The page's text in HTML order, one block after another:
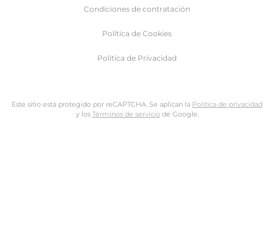
Condiciones de contratación
Política de Cookies
Politica de Privacidad
Este sitio está protegido por reCAPTCHA. Se aplican la Política de privacidad
y los Términos de serviciode Google.